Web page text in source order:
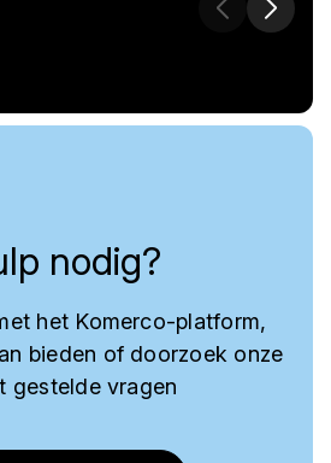
nodig?
het Komerco-platform,
bieden of doorzoek onze
gestelde vragen